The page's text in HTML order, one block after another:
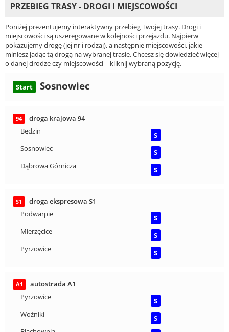
PRZEBIEG TRASY - DROGI I MIEJSCOWOŚCI
Poniżej prezentujemy interaktywny przebieg Twojej trasy. Drogi i
miejscowości są uszeregowane w kolejności przejazdu. Najpierw
pokazujemy drogę (jej nr i rodzaj), a następnie miejscowości, jakie
miniesz jadąc tą drogą na wybranej trasie. Chcesz się dowiedzieć więcej
o danej drodze czy miejscowości – kliknij wybraną pozycję.
Start Sosnowiec
94
droga krajowa 94
Będzin
S
Sosnowiec
S
Dąbrowa Górnicza
S
S1
droga ekspresowa S1
Podwarpie
S
Mierzęcice
S
Pyrzowice
S
A1
autostrada A1
Pyrzowice
S
Woźniki
S